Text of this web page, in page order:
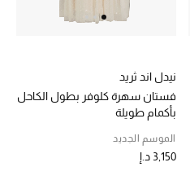
نيدل اند ثريد
فستان سهرة كلوفر بطول الكاحل
بأكمام طويلة
الموسم الجديد
3,150 د.إ